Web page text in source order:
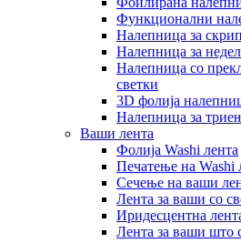
Функционални
Налепница за
Налепница за
Налепница со
светки
3D фолија
Налепница за
Ваши лента
Фолија Washi лента
Печатење на Washi
Сечење на ваши
Лента за ваши со
Иридесцентна
Лента за ваши што